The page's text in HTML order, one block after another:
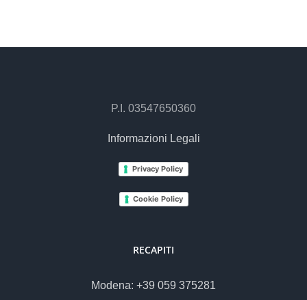
P.I. 03547650360
Informazioni Legali
Privacy Policy
Cookie Policy
RECAPITI
Modena: +39 059 375281